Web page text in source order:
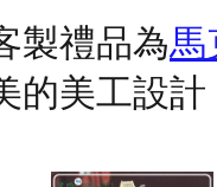
製禮品為馬
的美工設